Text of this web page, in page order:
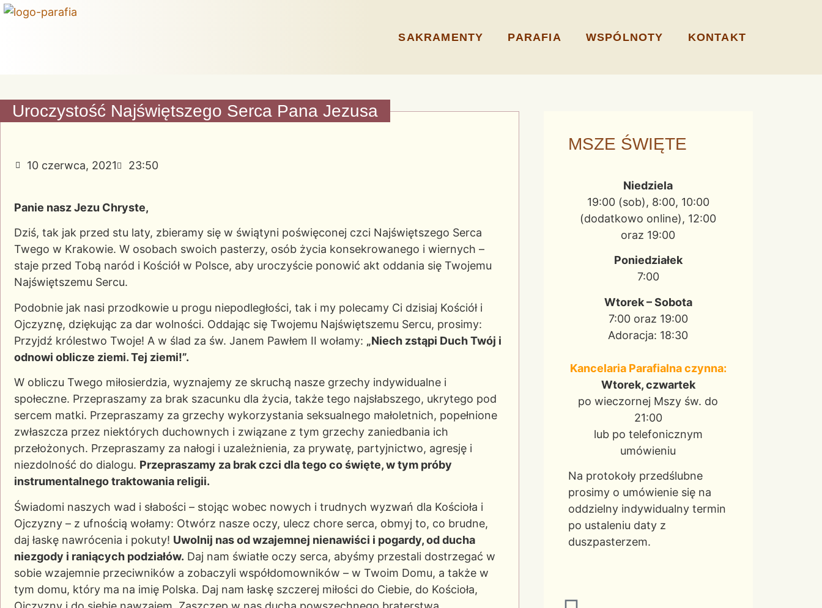
SAKRAMENTY PARAFIA WSPÓLNOTY KONTAKT
Uroczystość Najświętszego Serca Pana Jezusa
10 czerwca, 2021 23:50
Panie nasz Jezu Chryste,
Dziś, tak jak przed stu laty, zbieramy się w świątyni poświęconej czci Najświętszego Serca
Twego w Krakowie. W osobach swoich pasterzy, osób życia konsekrowanego i wiernych –
staje przed Tobą naród i Kościół w Polsce, aby uroczyście ponowić akt oddania się Twojemu
Najświętszemu Sercu.
Podobnie jak nasi przodkowie u progu niepodległości, tak i my polecamy Ci dzisiaj Kościół i
Ojczyznę, dziękując za dar wolności. Oddając się Twojemu Najświętszemu Sercu, prosimy:
Przyjdź królestwo Twoje! A w ślad za św. Janem Pawłem II wołamy: „Niech zstąpi Duch Twój i
odnowi oblicze ziemi. Tej ziemi!”.
W obliczu Twego miłosierdzia, wyznajemy ze skruchą nasze grzechy indywidualne i
społeczne. Przepraszamy za brak szacunku dla życia, także tego najsłabszego, ukrytego pod
sercem matki. Przepraszamy za grzechy wykorzystania seksualnego małoletnich, popełnione
zwłaszcza przez niektórych duchownych i związane z tym grzechy zaniedbania ich
przełożonych. Przepraszamy za nałogi i uzależnienia, za prywatę, partyjnictwo, agresję i
niezdolność do dialogu. Przepraszamy za brak czci dla tego co święte, w tym próby
instrumentalnego traktowania religii.
Świadomi naszych wad i słabości – stojąc wobec nowych i trudnych wyzwań dla Kościoła i
Ojczyzny – z ufnością wołamy: Otwórz nasze oczy, ulecz chore serca, obmyj to, co brudne,
daj łaskę nawrócenia i pokuty! Uwolnij nas od wzajemnej nienawiści i pogardy, od ducha
niezgody i raniących podziałów. Daj nam światłe oczy serca, abyśmy przestali dostrzegać w
sobie wzajemnie przeciwników a zobaczyli współdomowników – w Twoim Domu, a także w
tym domu, który ma na imię Polska. Daj nam łaskę szczerej miłości do Ciebie, do Kościoła,
MSZE ŚWIĘTE
Niedziela
19:00 (sob), 8:00, 10:00
(dodatkowo online), 12:00
oraz 19:00
Poniedziałek
7:00
Wtorek – Sobota
7:00 oraz 19:00
Adoracja: 18:30
Kancelaria Parafialna czynna:
Wtorek, czwartek
po wieczornej Mszy św. do
21:00
lub po telefonicznym
umówieniu
Na protokoły przedślubne
prosimy o umówienie się na
oddzielny indywidualny termin
po ustaleniu daty z
duszpasterzem.